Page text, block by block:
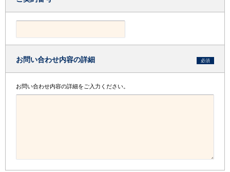
お問い合わせ内容の詳細 必須
お問い合わせ内容の詳細をご入力ください。